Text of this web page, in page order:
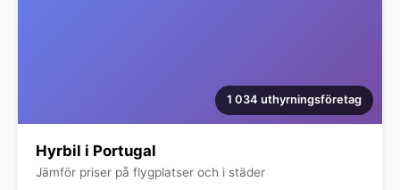
1 034 uthyrningsföretag
Hyrbil i Portugal
Jämför priser på flygplatser och i städer